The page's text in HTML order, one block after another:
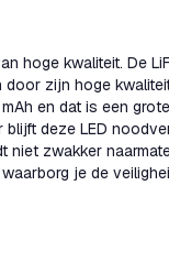
hoge kwaliteit. De
zijn hoge
en dat is een
deze LED
niet zwakker
je de